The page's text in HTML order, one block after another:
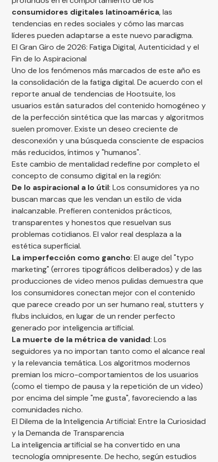
consumidores digitales latinoamérica, las
tendencias en redes sociales y cómo las marcas
líderes pueden adaptarse a este nuevo paradigma.
El Gran Giro de 2026: Fatiga Digital, Autenticidad y el
Fin de lo Aspiracional
Uno de los fenómenos más marcados de este año es
la consolidación de la fatiga digital. De acuerdo con el
reporte anual de tendencias de Hootsuite, los
usuarios están saturados del contenido homogéneo y
de la perfección sintética que las marcas y algoritmos
suelen promover. Existe un deseo creciente de
desconexión y una búsqueda consciente de espacios
más reducidos, íntimos y "humanos".
Este cambio de mentalidad redefine por completo el
concepto de consumo digital en la región:
De lo aspiracional a lo útil: Los consumidores ya no
buscan marcas que les vendan un estilo de vida
inalcanzable. Prefieren contenidos prácticos,
transparentes y honestos que resuelvan sus
problemas cotidianos. El valor real desplaza a la
estética superficial.
La imperfección como gancho: El auge del "typo
marketing" (errores tipográficos deliberados) y de las
producciones de video menos pulidas demuestra que
los consumidores conectan mejor con el contenido
que parece creado por un ser humano real, stutters y
flubs incluidos, en lugar de un render perfecto
generado por inteligencia artificial.
La muerte de la métrica de vanidad: Los
seguidores ya no importan tanto como el alcance real
y la relevancia temática. Los algoritmos modernos
premian los micro-comportamientos de los usuarios
(como el tiempo de pausa y la repetición de un video)
por encima del simple "me gusta", favoreciendo a las
comunidades nicho.
El Dilema de la Inteligencia Artificial: Entre la Curiosidad
y la Demanda de Transparencia
La inteligencia artificial se ha convertido en una
tecnología omnipresente. De hecho, según estudios